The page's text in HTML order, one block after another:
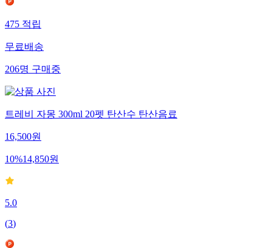
475적립
무료배송
206명구매중
트레비 자몽 300ml 20펫 탄산수 탄산음료
16,500원
10%14,850원
5.0
(3)